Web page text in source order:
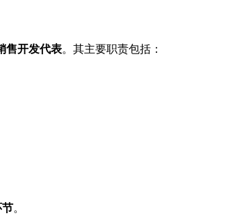
售开发代表。其主要职责包括：
节。